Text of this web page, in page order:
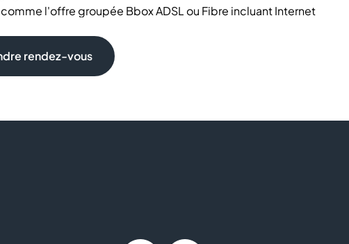
l'offre groupée Bbox ADSL ou Fibre incluant Internet
Samsung, Xiaomi
chargeurs
rendez-vous